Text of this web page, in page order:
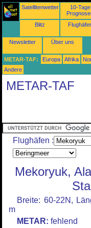
Satellitenwetter
10-Tage
Blitz
Newsletter Über uns
METAR-TAF: Europa Afrika
Andere
METAR-TAF
Flughäfen :
Mekoryuk,
Breite: 60-22N,
m
METAR: fehlend